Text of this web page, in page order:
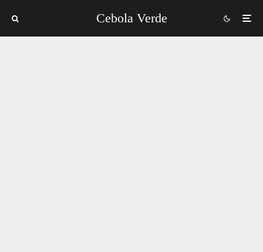
Cebola Verde